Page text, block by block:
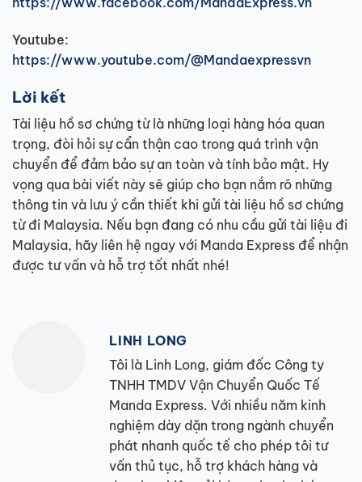
Youtube:
https://www.youtube.com/@Mandaexpressvn
Lời kết
Tài liệu hồ sơ chứng từ là những loại hàng hóa quan
trọng, đòi hỏi sự cẩn thận cao trong quá trình vận
chuyển để đảm bảo sự an toàn và tính bảo mật. Hy
vọng qua bài viết này sẽ giúp cho bạn nắm rõ những
thông tin và lưu ý cần thiết khi gửi tài liệu hồ sơ chứng
từ đi Malaysia. Nếu bạn đang có nhu cầu gửi tài liệu đi
Malaysia, hãy liên hệ ngay với Manda Express để nhận
được tư vấn và hỗ trợ tốt nhất nhé!
LINH LONG
Tôi là Linh Long, giám đốc Công ty
TNHH TMDV Vận Chuyển Quốc Tế
Manda Express. Với nhiều năm kinh
nghiệm dày dặn trong ngành chuyển
phát nhanh quốc tế cho phép tôi tư
vấn thủ tục, hỗ trợ khách hàng và